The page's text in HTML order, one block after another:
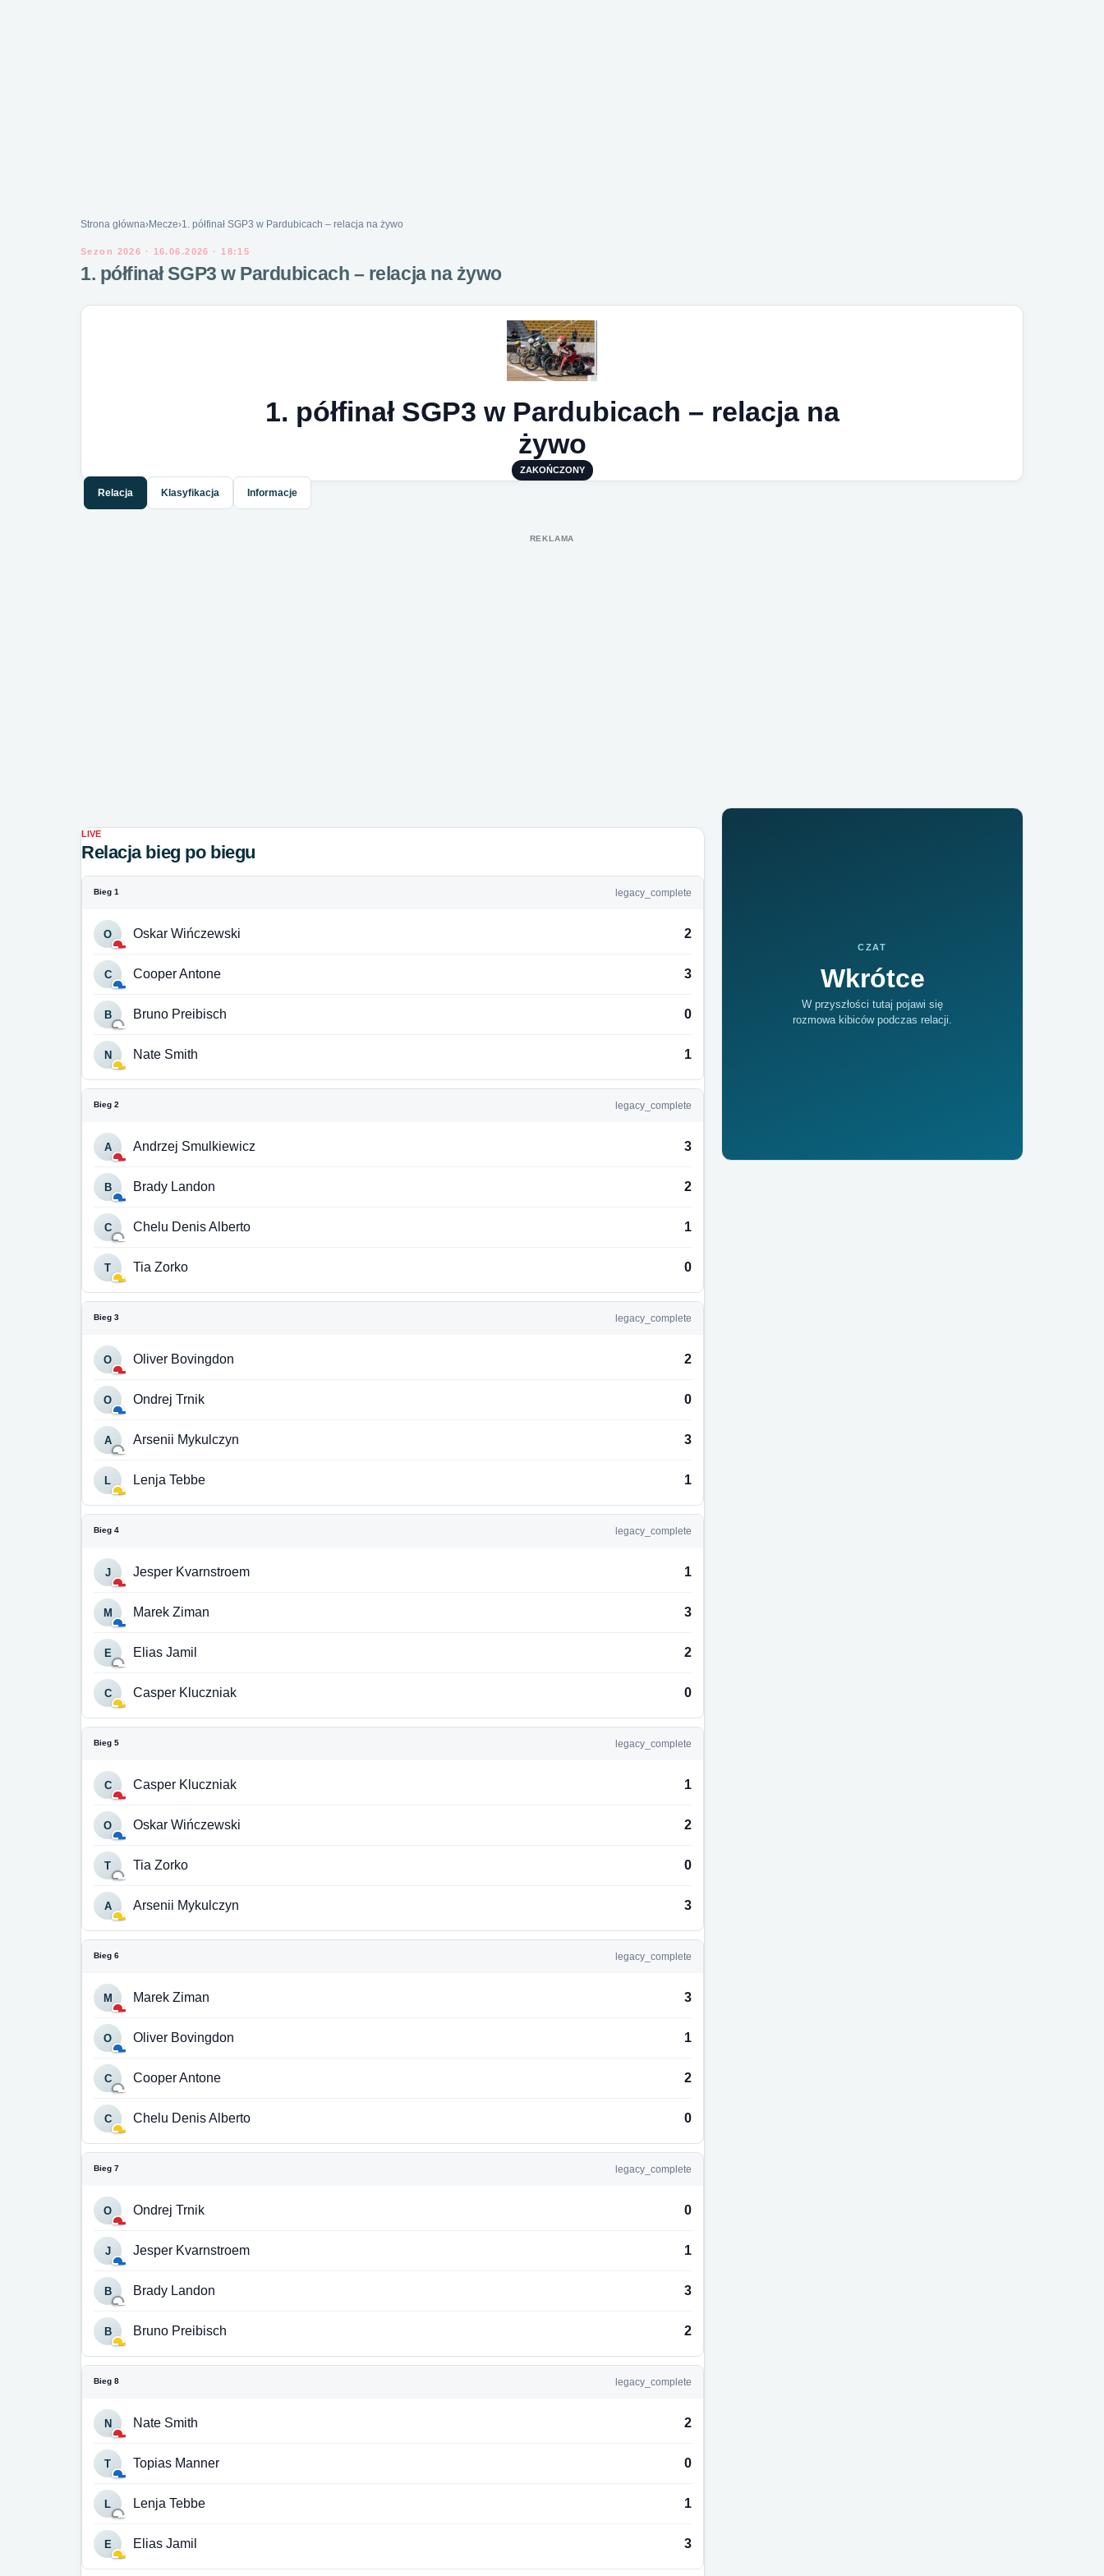
Strona główna›Mecze›1. półfinał SGP3 w Pardubicach – relacja na żywo
Sezon 2026 · 16.06.2026 · 18:15
1. półfinał SGP3 w Pardubicach – relacja na żywo
1. półfinał SGP3 w Pardubicach – relacja na
żywo
ZAKOŃCZONY
Relacja Klasyfikacja Informacje
REKLAMA
LIVE
Relacja bieg po biegu
Bieg 1 legacy_complete
O Oskar Wińczewski 2
C Cooper Antone 3
B Bruno Preibisch 0
N Nate Smith 1
Bieg 2 legacy_complete
A Andrzej Smulkiewicz 3
B Brady Landon 2
C Chelu Denis Alberto 1
T Tia Zorko 0
Bieg 3 legacy_complete
O Oliver Bovingdon 2
O Ondrej Trnik 0
A Arsenii Mykulczyn 3
L Lenja Tebbe 1
Bieg 4 legacy_complete
J Jesper Kvarnstroem 1
M Marek Ziman 3
E Elias Jamil 2
C Casper Kluczniak 0
Bieg 5 legacy_complete
C Casper Kluczniak 1
O Oskar Wińczewski 2
T Tia Zorko 0
A Arsenii Mykulczyn 3
Bieg 6 legacy_complete
M Marek Ziman 3
O Oliver Bovingdon 1
C Cooper Antone 2
C Chelu Denis Alberto 0
Bieg 7 legacy_complete
O Ondrej Trnik 0
J Jesper Kvarnstroem 1
B Brady Landon 3
B Bruno Preibisch 2
Bieg 8 legacy_complete
N Nate Smith 2
T Topias Manner 0
L Lenja Tebbe 1
E Elias Jamil 3
CZAT
Wkrótce
W przyszłości tutaj pojawi się
rozmowa kibiców podczas relacji.